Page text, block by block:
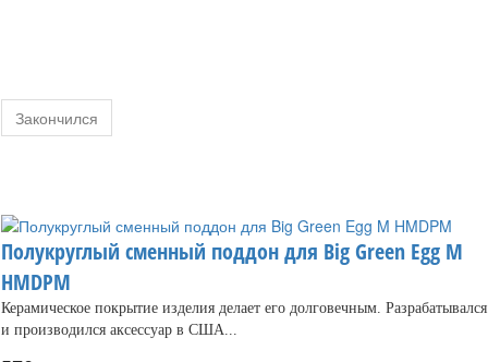
Закончился
Полукруглый сменный поддон для Big Green Egg M
HMDPM
Керамическое покрытие изделия делает его долговечным. Разрабатывался
и производился аксессуар в США...